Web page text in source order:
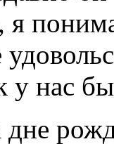
я
у нас
дне